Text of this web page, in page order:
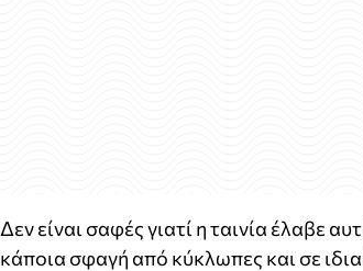
Δεν είναι σαφές γιατί η ταινία έλαβε
κάποια σφαγή από κύκλωπες και σε